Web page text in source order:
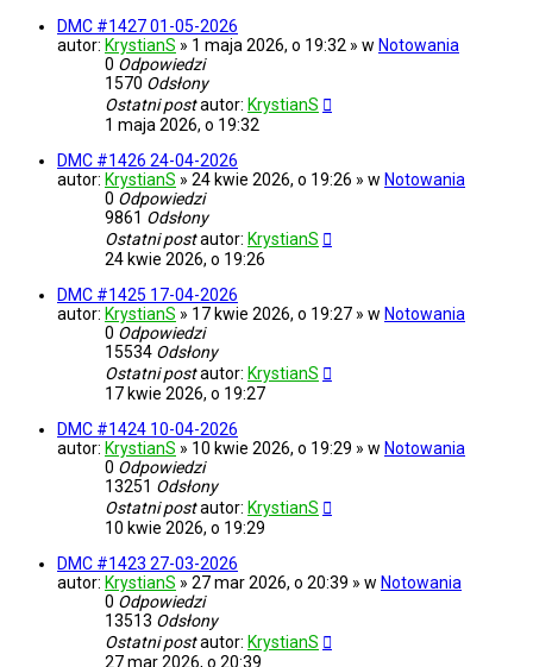
DMC #1427 01-05-2026
autor: KrystianS » 1 maja 2026, o 19:32 » w Notowania
0 Odpowiedzi
1570 Odsłony
Ostatni postautor: KrystianS
1 maja 2026, o 19:32
DMC #1426 24-04-2026
autor: KrystianS » 24 kwie 2026, o 19:26 » w Notowania
0 Odpowiedzi
9861 Odsłony
Ostatni postautor: KrystianS
24 kwie 2026, o 19:26
DMC #1425 17-04-2026
autor: KrystianS » 17 kwie 2026, o 19:27 » w Notowania
0 Odpowiedzi
15534 Odsłony
Ostatni postautor: KrystianS
17 kwie 2026, o 19:27
DMC #1424 10-04-2026
autor: KrystianS » 10 kwie 2026, o 19:29 » w Notowania
0 Odpowiedzi
13251 Odsłony
Ostatni postautor: KrystianS
10 kwie 2026, o 19:29
DMC #1423 27-03-2026
autor: KrystianS » 27 mar 2026, o 20:39 » w Notowania
0 Odpowiedzi
13513 Odsłony
Ostatni postautor: KrystianS
27 mar 2026, o 20:39